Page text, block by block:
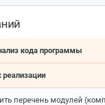
кода программы
реализации
перечень модулей